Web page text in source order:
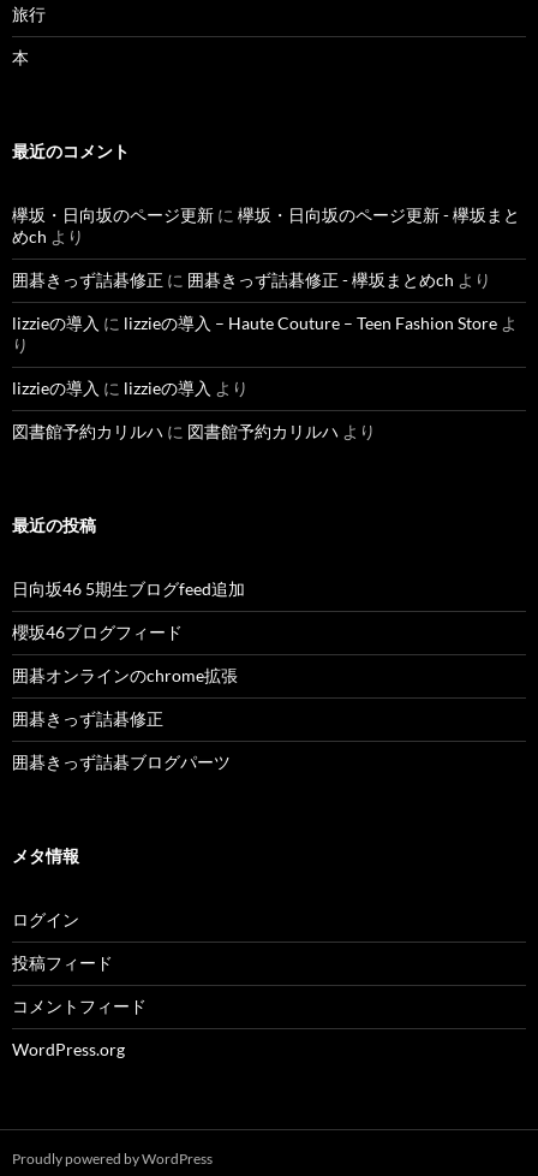
旅行
本
最近のコメント
欅坂・日向坂のページ更新 に 欅坂・日向坂のページ更新 - 欅坂まと
めch より
囲碁きっず詰碁修正 に 囲碁きっず詰碁修正 - 欅坂まとめch より
lizzieの導入 に lizzieの導入 – Haute Couture – Teen Fashion Store よ
り
lizzieの導入 に lizzieの導入 より
図書館予約カリルハ に 図書館予約カリルハ より
最近の投稿
日向坂46 5期生ブログfeed追加
櫻坂46ブログフィード
囲碁オンラインのchrome拡張
囲碁きっず詰碁修正
囲碁きっず詰碁ブログパーツ
メタ情報
ログイン
投稿フィード
コメントフィード
WordPress.org
Proudly powered by WordPress